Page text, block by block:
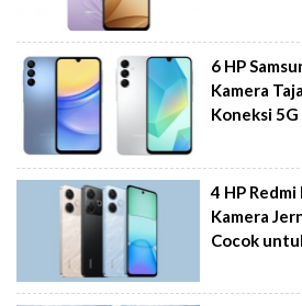
6 HP
Kamera
Koneksi 5G
4 HP
Kamera
Cocok